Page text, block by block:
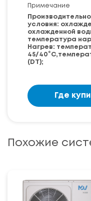
Примечание
условия:
охлажденной
температура
Нагрев:
45/
(DT);
Где
Похожие